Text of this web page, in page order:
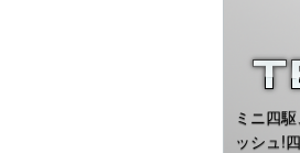
ミニ四
ッシュ!